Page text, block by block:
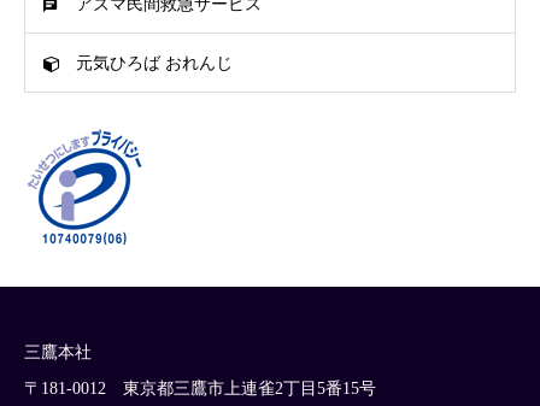
アズマ民間救急サービス
元気ひろば おれんじ
三鷹本社
〒181-0012 東京都三鷹市上連雀2丁目5番15号